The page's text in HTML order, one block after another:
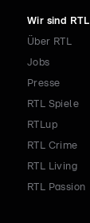
Wir sind RTL
Über RTL
Jobs
Presse
RTL Spiele
RTLup
RTL Crime
RTL Living
RTL Passion